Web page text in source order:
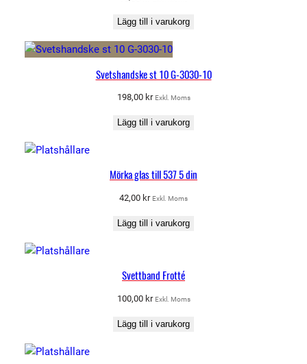
Lägg till i varukorg
Svetshandske st 10 G-3030-10
198,00 kr Exkl. Moms
Lägg till i varukorg
Mörka glas till 537 5 din
42,00 kr Exkl. Moms
Lägg till i varukorg
Svettband Frotté
100,00 kr Exkl. Moms
Lägg till i varukorg